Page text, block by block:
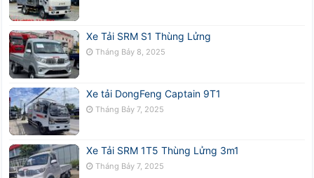
Xe Tải SRM S1 Thùng Lửng
Tháng Bảy 8, 2025
Xe tải DongFeng Captain 9T1
Tháng Bảy 7, 2025
Xe Tải SRM 1T5 Thùng Lửng 3m1
Tháng Bảy 7, 2025